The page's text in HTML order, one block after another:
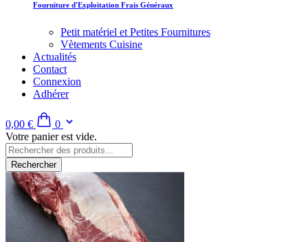
Fourniture d'Exploitation Frais Généraux
Petit matériel et Petites Fournitures
Vètements Cuisine
Actualités
Contact
Connexion
Adhérer
0,00 €
0
Votre panier est vide.
Rechercher